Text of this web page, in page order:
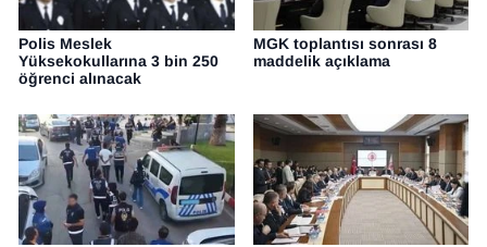
Polis Meslek
Yüksekokullarına 3 bin 250
öğrenci alınacak
MGK toplantısı sonrası 8
maddelik açıklama